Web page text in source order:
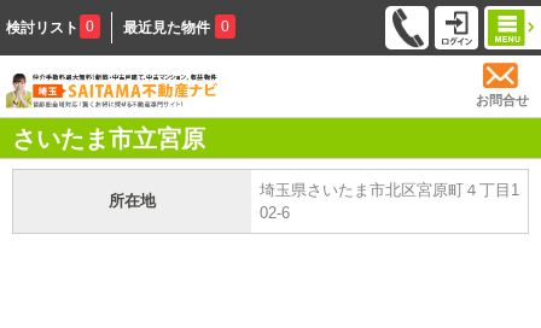
検討リスト 0 最近見た物件 0
お問合せ
さいたま市立宮原
所在地
埼玉県さいたま市北区宮原町４丁目1
02-6